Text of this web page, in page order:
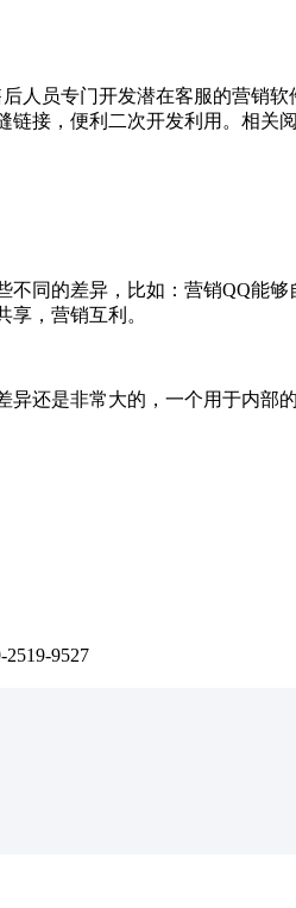
人员专门开发潜在客服的营销
接，便利二次开发利用。相关阅
同的差异，比如：营销QQ能
，营销互利。
还是非常大的，一个用于内部
9527